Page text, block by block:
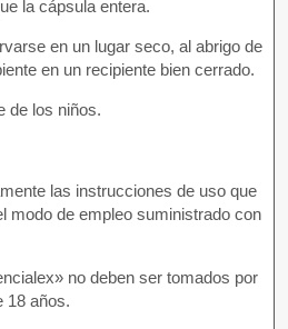
la cápsula entera.
en un lugar seco, al abrigo de
en un recipiente bien cerrado.
de los niños.
las instrucciones de uso que
modo de empleo suministrado con
no deben ser tomados por
18 años.